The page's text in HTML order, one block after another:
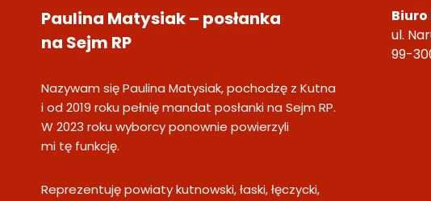
Paulina Matysiak – posłanka
na Sejm RP
Nazywam się Paulina Matysiak, pochodzę z Kutna
i od 2019 roku pełnię mandat posłanki na Sejm RP.
W 2023 roku wyborcy ponownie powierzyli
mi tę funkcję.
Reprezentuję powiaty kutnowski, łaski, łęczycki,
ul.
99-